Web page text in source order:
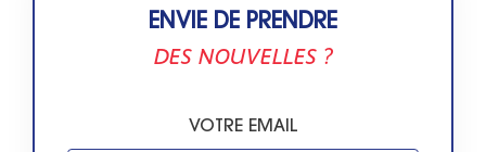
ENVIE DE PRENDRE
DES NOUVELLES ?
VOTRE EMAIL